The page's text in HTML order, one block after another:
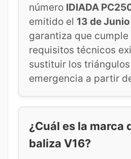
número IDIADA
emitido el 13 de
garantiza que cumple
requisitos técnicos
sustituir los
emergencia a partir
¿Cuál es la marca
baliza V16?